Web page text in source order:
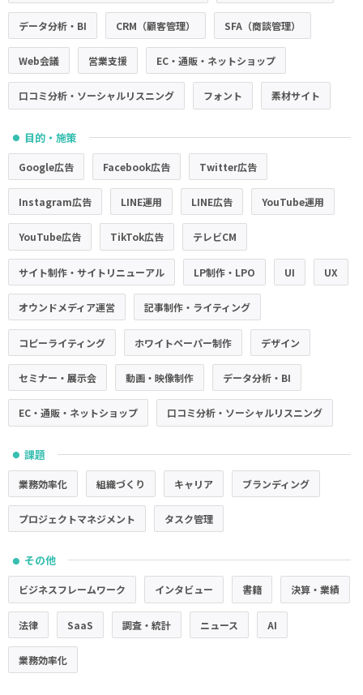
データ分析・BI CRM（顧客管理） SFA（商談管理）
Web会議 営業支援 EC・通販・ネットショップ
口コミ分析・ソーシャルリスニング フォント 素材サイト
● 目的・施策
Google広告 Facebook広告 Twitter広告
Instagram広告 LINE運用 LINE広告 YouTube運用
YouTube広告 TikTok広告 テレビCM
サイト制作・サイトリニューアル LP制作・LPO UI UX
オウンドメディア運営 記事制作・ライティング
コピーライティング ホワイトペーパー制作 デザイン
セミナー・展示会 動画・映像制作 データ分析・BI
EC・通販・ネットショップ 口コミ分析・ソーシャルリスニング
● 課題
業務効率化 組織づくり キャリア ブランディング
プロジェクトマネジメント タスク管理
● その他
ビジネスフレームワーク インタビュー 書籍 決算・業績
法律 SaaS 調査・統計 ニュース AI
業務効率化